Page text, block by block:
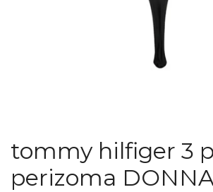
tommy hilfiger 3
perizoma